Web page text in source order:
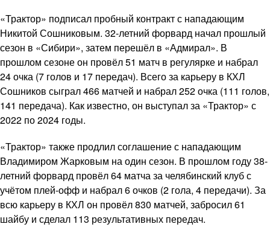
«Трактор» подписал пробный контракт с нападающим
Никитой Сошниковым. 32-летний форвард начал прошлый
сезон в «Сибири», затем перешёл в «Адмирал». В
прошлом сезоне он провёл 51 матч в регулярке и набрал
24 очка (7 голов и 17 передач). Всего за карьеру в КХЛ
Сошников сыграл 466 матчей и набрал 252 очка (111 голов,
141 передача). Как известно, он выступал за «Трактор» с
2022 по 2024 годы.
«Трактор» также продлил соглашение с нападающим
Владимиром Жарковым на один сезон. В прошлом году 38-
летний форвард провёл 64 матча за челябинский клуб с
учётом плей-офф и набрал 6 очков (2 гола, 4 передачи). За
всю карьеру в КХЛ он провёл 830 матчей, забросил 61
шайбу и сделал 113 результативных передач.